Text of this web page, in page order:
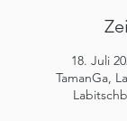
18. Juli
TamanGa,